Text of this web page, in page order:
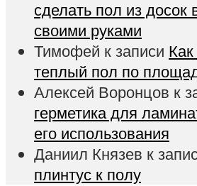
сделать пол из досок
своими руками
Тимофей к записи
теплый пол по
Алексей Воронцов к
герметика для
его использования
Даниил Князев к
плинтус к полу